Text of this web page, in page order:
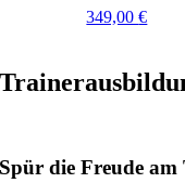
349,00€
Spür die Freude am